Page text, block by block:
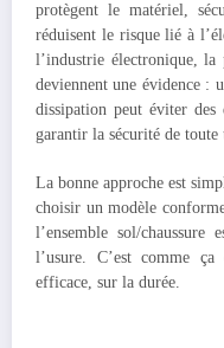
protègent le matériel,
réduisent le risque lié à
l’industrie électronique, la
deviennent une évidence :
dissipation peut éviter des
garantir la sécurité de toute
La bonne approche est
choisir un modèle
l’ensemble sol/
l’usure. C’est comme ça
efficace, sur la durée.